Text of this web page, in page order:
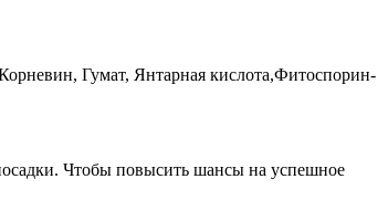
Гумат, Янтарная кислота,Фитоспорин-
Чтобы повысить шансы на успешное